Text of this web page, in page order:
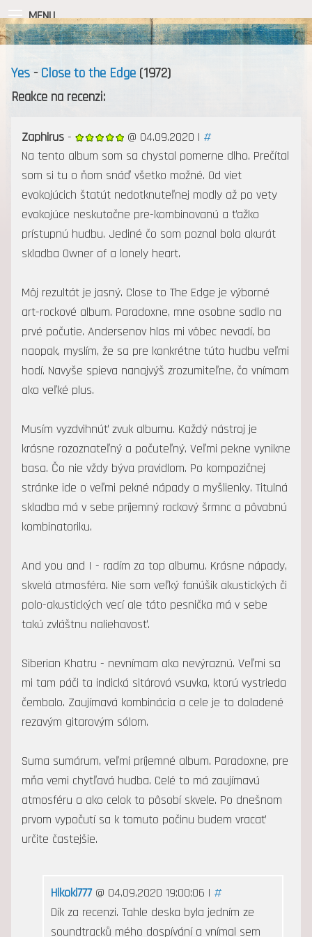
MENU
Yes-Close to the Edge(1972)
Reakce na recenzi:
Zaphirus- @ 04.09.2020 | #
Na tento album som sa chystal pomerne dlho. Prečítal
som si tu o ňom snáď všetko možné. Od viet
evokojúcich štatút nedotknuteľnej modly až po vety
evokojúce neskutočne pre-kombinovanú a ťažko
prístupnú hudbu. Jediné čo som poznal bola akurát
skladba Owner of a lonely heart.
Môj rezultát je jasný. Close to The Edge je výborné
art-rockové album. Paradoxne, mne osobne sadlo na
prvé počutie. Andersenov hlas mi vôbec nevadí, ba
naopak, myslím, že sa pre konkrétne túto hudbu veľmi
hodí. Navyše spieva nanajvýš zrozumiteľne, čo vnímam
ako veľké plus.
Musím vyzdvihnúť zvuk albumu. Každý nástroj je
krásne rozoznateľný a počuteľný. Veľmi pekne vynikne
basa. Čo nie vždy býva pravidlom. Po kompozičnej
stránke ide o veľmi pekné nápady a myšlienky. Titulná
skladba má v sebe príjemný rockový šrmnc a pôvabnú
kombinatoriku.
And you and I - radím za top albumu. Krásne nápady,
skvelá atmosféra. Nie som veľký fanúšik akustických či
polo-akustických vecí ale táto pesnička má v sebe
takú zvláštnu naliehavosť.
Siberian Khatru - nevnímam ako nevýraznú. Veľmi sa
mi tam páči ta indická sitárová vsuvka, ktorú vystrieda
čembalo. Zaujímavá kombinácia a cele je to doladené
rezavým gitarovým sólom.
Suma sumárum, veľmi príjemné album. Paradoxne, pre
mňa vemi chytľavá hudba. Celé to má zaujímavú
atmosféru a ako celok to pôsobí skvele. Po dnešnom
prvom vypočutí sa k tomuto počinu budem vracať
určite častejšie.
Hikoki777@ 04.09.2020 19:00:06 | #
Dík za recenzi. Tahle deska byla jedním ze
soundtracků mého dospívání a vnímal sem